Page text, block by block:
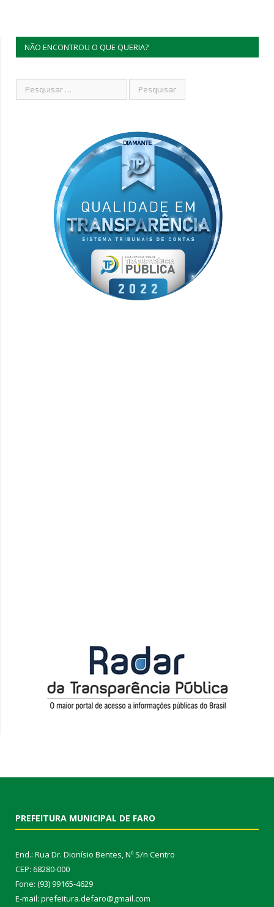
NÃO ENCONTROU O QUE QUERIA?
PREFEITURA MUNICIPAL DE FARO
End.: Rua Dr. Dionísio Bentes, Nº S/n Centro
CEP: 68280-000
Fone: (93) 99165-4629
E-mail: prefeitura.defaro@gmail.com